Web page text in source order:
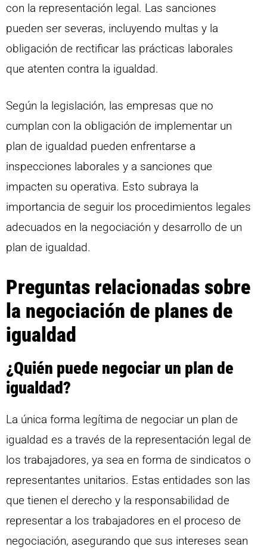
con la representación legal. Las sanciones
pueden ser severas, incluyendo multas y la
obligación de rectificar las prácticas laborales
que atenten contra la igualdad.
Según la legislación, las empresas que no
cumplan con la obligación de implementar un
plan de igualdad pueden enfrentarse a
inspecciones laborales y a sanciones que
impacten su operativa. Esto subraya la
importancia de seguir los procedimientos legales
adecuados en la negociación y desarrollo de un
plan de igualdad.
Preguntas relacionadas sobre
la negociación de planes de
igualdad
¿Quién puede negociar un plan de
igualdad?
La única forma legítima de negociar un plan de
igualdad es a través de la representación legal de
los trabajadores, ya sea en forma de sindicatos o
representantes unitarios. Estas entidades son las
que tienen el derecho y la responsabilidad de
representar a los trabajadores en el proceso de
negociación, asegurando que sus intereses sean